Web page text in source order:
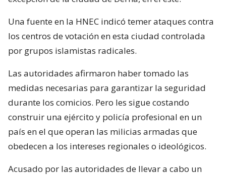
Una fuente en la HNEC indicó temer ataques contra
los centros de votación en esta ciudad controlada
por grupos islamistas radicales.
Las autoridades afirmaron haber tomado las
medidas necesarias para garantizar la seguridad
durante los comicios. Pero les sigue costando
construir una ejército y policía profesional en un
país en el que operan las milicias armadas que
obedecen a los intereses regionales o ideológicos.
Acusado por las autoridades de llevar a cabo un